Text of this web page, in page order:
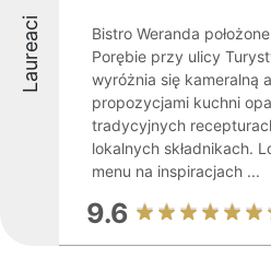
Laureaci
Bistro Weranda
Porębie przy ulicy
wyróżnia się kameralną
propozycjami kuchni
tradycyjnych
lokalnych składnikach.
menu na inspiracjach ...
9.6